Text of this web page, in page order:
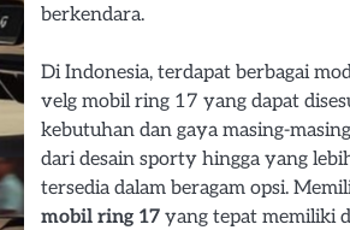
berkendara.
Di Indonesia, terdapat berbagai
velg mobil ring 17 yang dapat
kebutuhan dan gaya masing-
dari desain sporty hingga yang
tersedia dalam beragam opsi.
mobil ring 17 yang tepat memiliki